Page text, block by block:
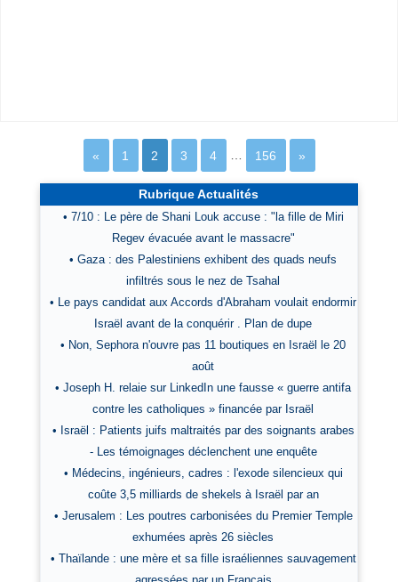
« 1 2 3 4 156 »
Rubrique Actualités
• 7/10 : Le père de Shani Louk accuse : "la fille de Miri
Regev évacuée avant le massacre"
• Gaza : des Palestiniens exhibent des quads neufs
infiltrés sous le nez de Tsahal
• Le pays candidat aux Accords d'Abraham voulait endormir
Israël avant de la conquérir . Plan de dupe
• Non, Sephora n'ouvre pas 11 boutiques en Israël le 20
août
• Joseph H. relaie sur LinkedIn une fausse « guerre antifa
contre les catholiques » financée par Israël
• Israël : Patients juifs maltraités par des soignants arabes
- Les témoignages déclenchent une enquête
• Médecins, ingénieurs, cadres : l'exode silencieux qui
coûte 3,5 milliards de shekels à Israël par an
• Jerusalem : Les poutres carbonisées du Premier Temple
exhumées après 26 siècles
• Thaïlande : une mère et sa fille israéliennes sauvagement